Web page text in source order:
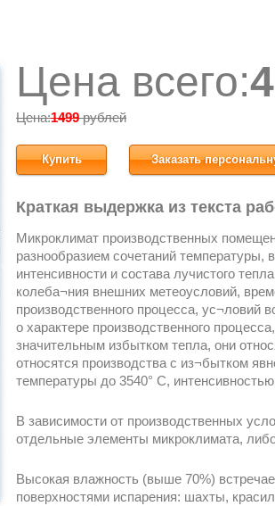
Цена всего:
Цена:1499рублей
Купить Заказать
Краткая выдержка из текста
Микроклимат производственных
разнообразием сочетаний температуры,
интенсивности и состава лучистого
колеба¬ния внешних метеоусловий,
производственного процесса, ус¬ловий
о характере производственного
значительным избытком тепла, они
относятся производства с из¬бытком
температуры до 3540° С,
В зависимости от производственных
отдельные элементы микроклимата,
Высокая влажность (выше 70%)
поверхностями испарения: шахты,